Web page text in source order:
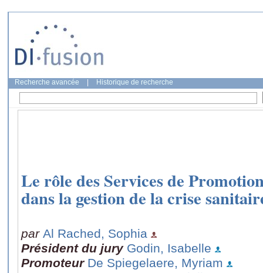
Recherche avancée Historique de recherche
Le rôle des Services de
dans la gestion de la crise
par Al Rached, Sophia
Président du jury Godin, Isabelle
Promoteur De Spiegelaere, Myriam